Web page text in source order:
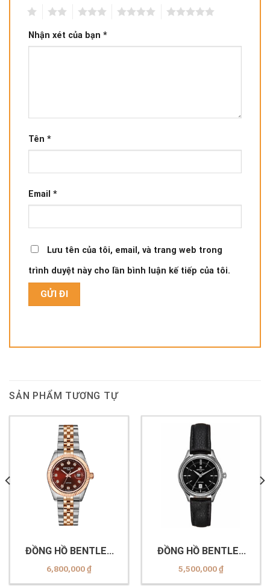
Nhận xét của bạn *
Tên *
Email *
Lưu tên của tôi, email, và trang web trong
trình duyệt này cho lần bình luận kế tiếp của tôi.
SẢN PHẨM TƯƠNG TỰ
ĐỒNG HỒ BENTLEY
BL2333 (-10LTDI-R
LSR NÂU)
6,800,000₫
ĐỒNG HỒ BENTLEY
BL2216 (-10LWBB LS
GL-ĐEN)
5,500,000₫